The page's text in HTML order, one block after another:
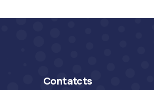
Contatcts